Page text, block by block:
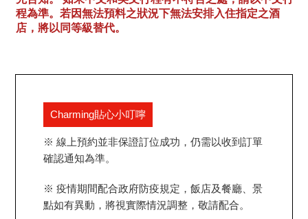
程為準。若因無法預料之狀況下無法安排入住指定之酒
店，將以同等級替代。
Charming貼心小叮嚀
※ 線上預約並非保證訂位成功，仍需以收到訂單
確認通知為準。
※ 疫情期間配合政府防疫規定，飯店及餐廳、景
點如有異動，將視實際情況調整，敬請配合。